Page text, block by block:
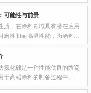
轧嘴子料、撇渣器、浇包等材
火材料使用...
可能性与前景
质，在涂料领域具有潜在应用
磨性和耐高温性能，为涂料行
硼的基本特性氮化硼是一种具
晶体结构...
氮化硼是一种性能优良的陶瓷
于高端涂料的制备过程中。将
种方法：1.直接加入法。将氮化